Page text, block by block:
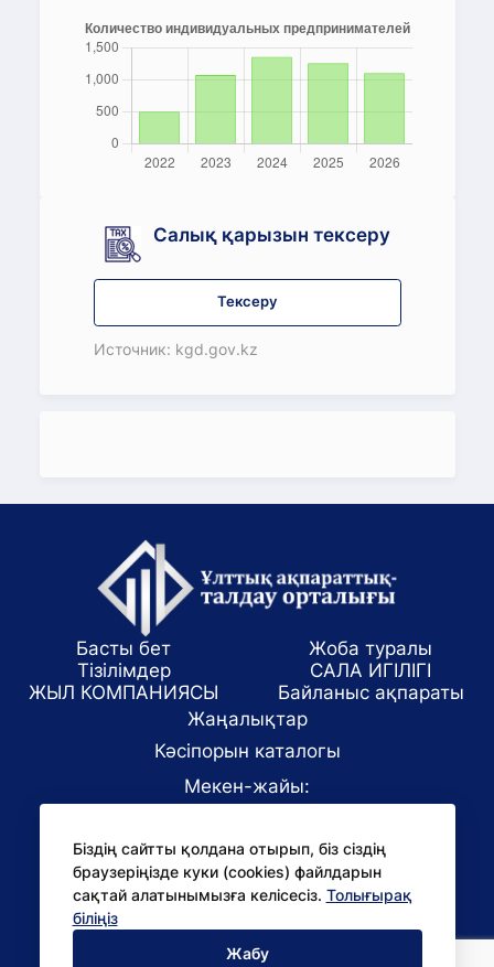
Салық қарызын тексеру
Тексеру
Источник: kgd.gov.kz
Біздің сайтты қолдана отырып, біз сіздің
браузеріңізде куки (cookies) файлдарын
сақтай алатынымызға келісесіз. Толығырақ
біліңіз
Жабу
Басты бет
Жоба туралы
Тізілімдер
САЛА ИГІЛІГІ
ЖЫЛ КОМПАНИЯСЫ
Байланыс ақпараты
Жаңалықтар
Кәсіпорын каталогы
Мекен-жайы:
E-mail:
office@niac.kz
pr@niac.kz